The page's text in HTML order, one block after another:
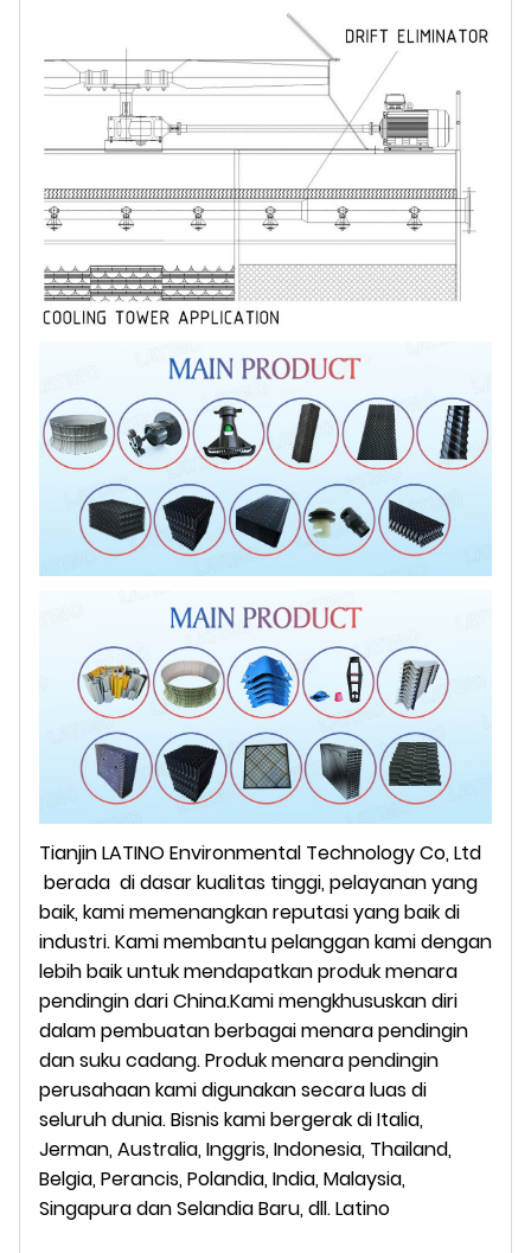
Tianjin LATINO Environmental Technology Co, Ltd
berada di dasar kualitas tinggi, pelayanan yang
baik, kami memenangkan reputasi yang baik di
industri. Kami membantu pelanggan kami dengan
lebih baik untuk mendapatkan produk menara
pendingin dari China.Kami mengkhususkan diri
dalam pembuatan berbagai menara pendingin
dansuku cadang. Produk menara pendingin
perusahaan kami digunakan secara luas di
seluruh dunia.Bisnis kami bergerak diItalia,
Jerman, Australia, Inggris, Indonesia, Thailand,
Belgia, Perancis, Polandia, India, Malaysia,
Singapura dan Selandia Baru, dll.Latino